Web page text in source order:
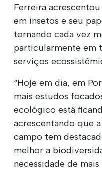
Ferreira
em insetos e seu
tornando cada vez
particularmente em
serviços
“Hoje em dia, em
mais estudos
ecológico está
acrescentando que
campo tem
melhor a
necessidade de mais